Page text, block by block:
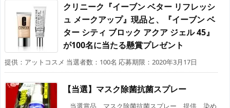
クリニーク『イーブン ベター リフレッシ
ュ メークアップ』現品と、『イーブン ベ
ター シティ ブロック アクア ジェル 45』
が100名に当たる懸賞プレゼント
提供：アットコスメ 当選者数：100名 応募期限：2020年3月17日
【当選】マスク除菌抗菌スプレー
当選賞品 マスク除菌抗菌スプレー 提供 染め